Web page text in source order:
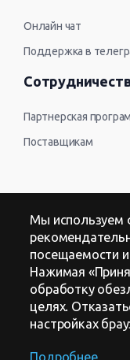
Онлайн чат
Поддержка в
Партнерская
Поставщикам
Контакты
Оферта
Политика в
Мы используем
посещаемости
Нажимая
обработку
целях.
настройках
Подробнее